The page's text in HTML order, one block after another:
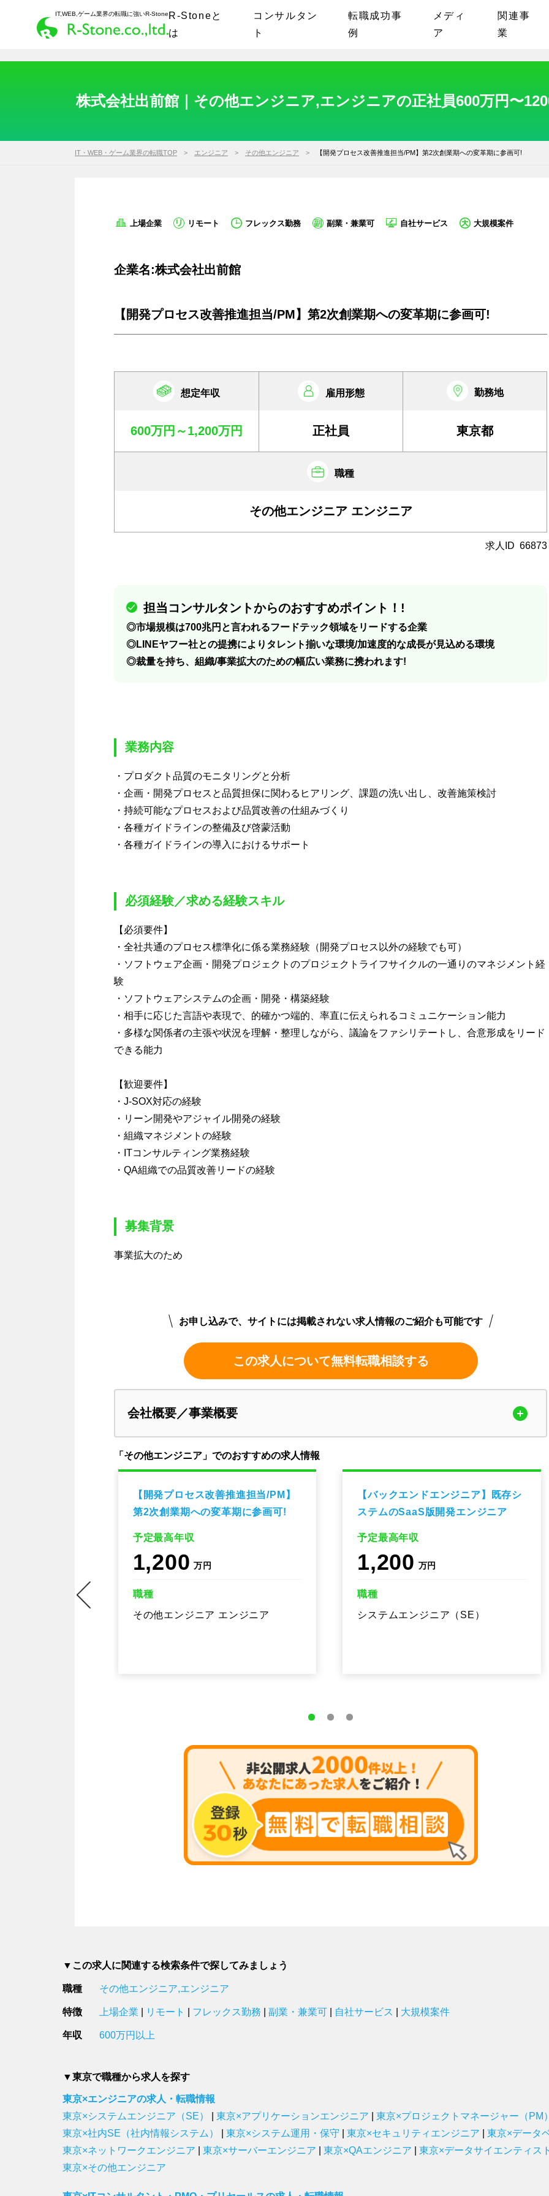
IT,WEB,ゲーム業界の転職に強いR-Stone R-Stoneと
は
コンサルタン
ト
転職成功事
例
メディ
ア
関連事
業
株式会社出前館｜その他エンジニア,エンジニアの正社員600万円〜
IT・WEB・ゲーム業界の転職TOP エンジニア その他エンジニア 【開発プロセス改善推進担当/PM】第2次創業期への変革期に参画可!
上場企業 リモート フレックス勤務 副業・兼業可 自社サービス 大規模案件
企業名:株式会社出前館
【開発プロセス改善推進担当/PM】第2次創業期への変革期に参画可!
想定年収 雇用形態 勤務地
600万円～1,200万円 正社員 東京都
職種
その他エンジニア エンジニア
求人ID 66873
担当コンサルタントからのおすすめポイント！!
◎市場規模は700兆円と言われるフードテック領域をリードする企業
◎LINEヤフー社との提携によりタレント揃いな環境/加速度的な成長が見込める環境
◎裁量を持ち、組織/事業拡大のための幅広い業務に携われます!
業務内容
・プロダクト品質のモニタリングと分析
・企画・開発プロセスと品質担保に関わるヒアリング、課題の洗い出し、改善施策検討
・持続可能なプロセスおよび品質改善の仕組みづくり
・各種ガイドラインの整備及び啓蒙活動
・各種ガイドラインの導入におけるサポート
必須経験／求める経験スキル
【必須要件】
・全社共通のプロセス標準化に係る業務経験（開発プロセス以外の経験でも可）
・ソフトウェア企画・開発プロジェクトのプロジェクトライフサイクルの一通りのマネジメント経
験
・ソフトウェアシステムの企画・開発・構築経験
・相手に応じた言語や表現で、的確かつ端的、率直に伝えられるコミュニケーション能力
・多様な関係者の主張や状況を理解・整理しながら、議論をファシリテートし、合意形成をリード
できる能力
【歓迎要件】
・J-SOX対応の経験
・リーン開発やアジャイル開発の経験
・組織マネジメントの経験
・ITコンサルティング業務経験
・QA組織での品質改善リードの経験
募集背景
事業拡大のため
お申し込みで、サイトには掲載されない求人情報のご紹介も可能です
この求人について無料転職相談する
会社概要／事業概要
「その他エンジニア」でのおすすめの求人情報
【開発プロセス改善推進担当/PM】
第2次創業期への変革期に参画可!
予定最高年収
1,200 万円
職種
その他エンジニア エンジニア
【バックエンドエンジニア】既存シ
ステムのSaaS版開発エンジニア
予定最高年収
1,200 万円
職種
システムエンジニア（SE）
▼この求人に関連する検索条件で探してみましょう
職種 その他エンジニア,エンジニア
特徴 上場企業 リモート フレックス勤務 副業・兼業可 自社サービス 大規模案件
年収 600万円以上
▼東京で職種から求人を探す
東京×エンジニアの求人・転職情報
東京×システムエンジニア（SE）
東京×アプリケーションエンジニア 東京×プロジェクトマネージャー（PM
東京×社内SE（社内情報システム）
東京×システム運用・保守 東京×セキュリティエンジニア 東京×データ
東京×ネットワークエンジニア
東京×サーバーエンジニア 東京×QAエンジニア 東京×データサイエンティス
東京×その他エンジニア